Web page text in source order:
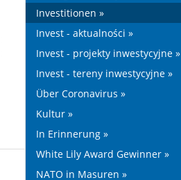
Investitionen »
Invest - aktualności »
Invest - projekty inwestycyjne »
Invest - tereny inwestycyjne »
Über Coronavirus »
Kultur »
In Erinnerung »
White Lily Award Gewinner »
NATO in Masuren »